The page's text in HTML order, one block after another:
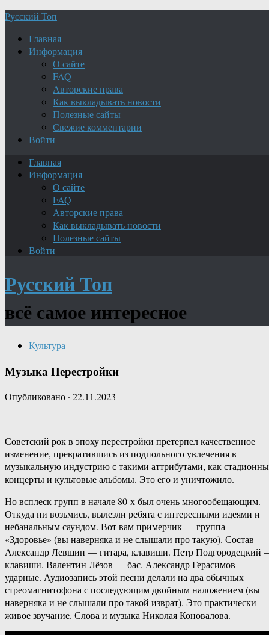
Русский Топ
Главная
Информация
О сайте
FAQ
Авторские права
Как выкладывать новости
Полезные сайты
Свежие комментарии
Войти
Главная
Информация
О сайте
FAQ
Авторские права
Как выкладывать новости
Полезные сайты
Войти
Русский Топ
всё самое интересное
Культура
Музыка Перестройки
Опубликовано · 22.11.2023
Советский рок в эпоху перестройки претерпел качественное
изменение, превратившись из подпольного увлечения в
музыкальную индустрию с такими аттрибутами, как
концерты и культовые альбомы. Это его и уничтожило.
Но всплеск групп в начале 80-х был очень многообещающим.
Откуда ни возьмись, вылезли ребята с интересными идеями и
небанальным саундом. Вот вам примерчик — группа
«Здоровье» (вы наверняка и не слышали про такую). Состав —
Александр Левшин — гитара, клавиши. Петр Подгородецкий
клавиши. Валентин Лёзов — бас. Александр Герасимов —
ударные. Аудиозапись этой песни делали на два обычных
стреомагнитофона с последующим двойным наложением (вы
наверняка и не слышали про такой изврат). Это практически
живое звучание. Слова и музыка Николая Коновалова.